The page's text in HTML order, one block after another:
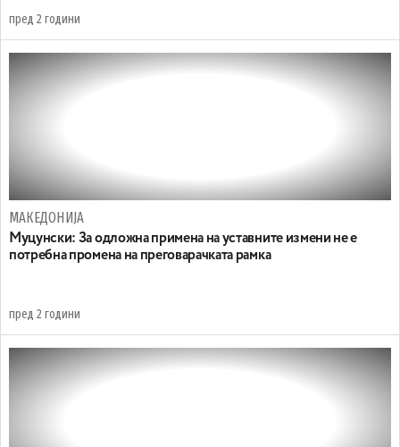
пред 2 години
МАКЕДОНИЈА
Муцунски: За одложна примена на уставните измени не е
потребна промена на преговарачката рамка
пред 2 години